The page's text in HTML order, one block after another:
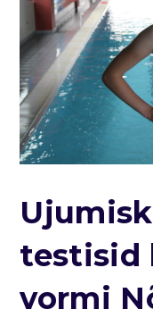
testisid
vormi